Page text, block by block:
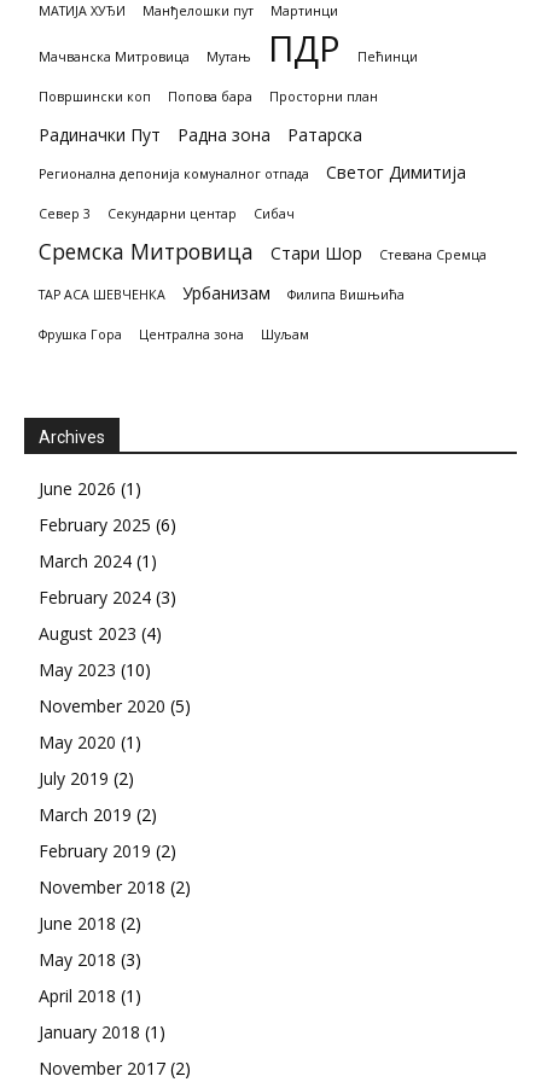
МАТИЈА ХУЂИ Манђелошки пут Мартинци
Мачванска Митровица Мутањ ПДР Пећинци
Површински коп Попова бара Просторни план
Радиначки Пут Радна зона Ратарска
Регионална депонија комуналног отпада Светог Димитија
Север 3 Секундарни центар Сибач
Сремска Митровица Стари Шор Стевана Сремца
ТАР АСА ШЕВЧЕНКА Урбанизам Филипа Вишњића
Фрушка Гора Централна зона Шуљам
Archives
June 2026 (1)
February 2025 (6)
March 2024 (1)
February 2024 (3)
August 2023 (4)
May 2023 (10)
November 2020 (5)
May 2020 (1)
July 2019 (2)
March 2019 (2)
February 2019 (2)
November 2018 (2)
June 2018 (2)
May 2018 (3)
April 2018 (1)
January 2018 (1)
November 2017 (2)